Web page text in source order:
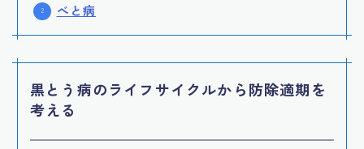
べと病
黒とう病のライフサイクルから防除適期を
考える